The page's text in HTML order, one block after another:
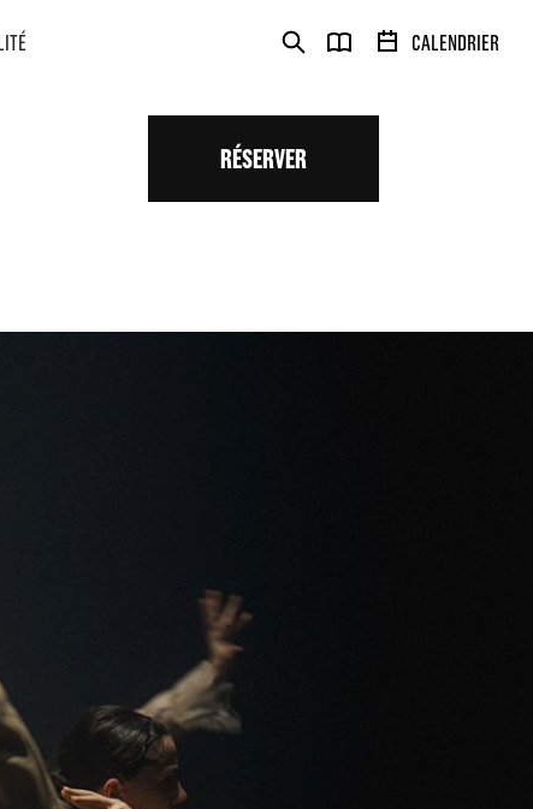
CALENDRIER
RÉSERVER